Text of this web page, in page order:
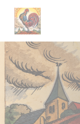
Personnalisation